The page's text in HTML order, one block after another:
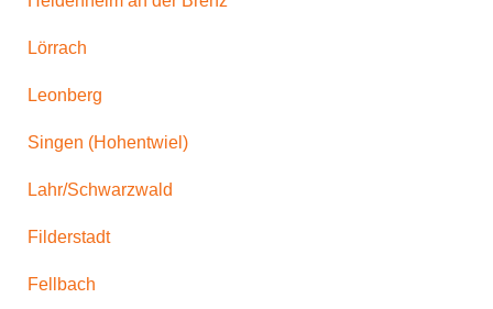
Lörrach
Leonberg
Singen (Hohentwiel)
Lahr/Schwarzwald
Filderstadt
Fellbach